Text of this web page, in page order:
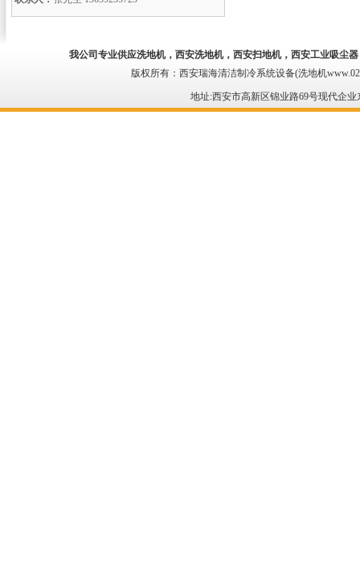
我公司专业供应洗地机，西安洗地机， 西安扫地机，西安工业吸尘
版权所有：西安瑞海清洁制冷系统设备(洗地机
地址:西安市高新区锦业路69号现代企